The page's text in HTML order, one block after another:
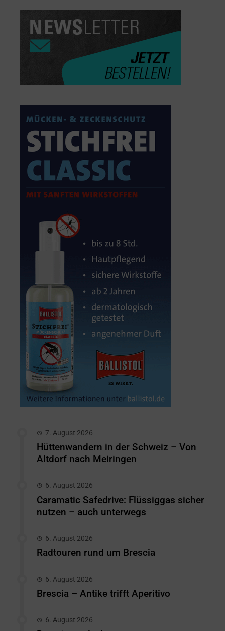
7. August 2026
Hüttenwandern in der Schweiz – Von
Altdorf nach Meiringen
6. August 2026
Caramatic Safedrive: Flüssiggas sicher
nutzen – auch unterwegs
6. August 2026
Radtouren rund um Brescia
6. August 2026
Brescia – Antike trifft Aperitivo
6. August 2026